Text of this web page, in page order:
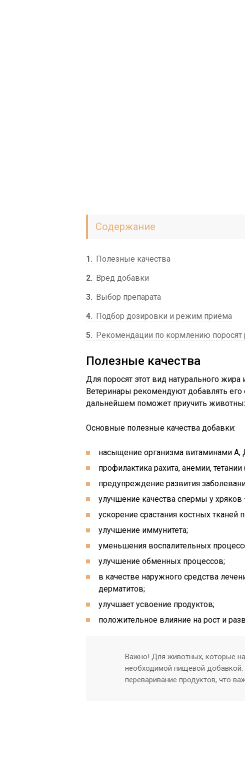
Содержание
1
Полезные качества
2
Вред добавки
3
Выбор препарата
4
Подбор дозировки и режим приёма
5
Рекомендации по кормлению
Полезные качества
Для поросят этот вид натурального
Ветеринары рекомендуют добавлять
дальнейшем поможет приучить
Основные полезные качества добавки:
насыщение организма витаминами А,
профилактика рахита, анемии, тетании
предупреждение развития
улучшение качества спермы у хряков
ускорение срастания костных тканей
улучшение иммунитета;
уменьшения воспалительных
улучшение обменных процессов;
в качестве наружного средства
дерматитов;
улучшает усвоение продуктов;
положительное влияние на рост и
Важно! Для животных, которые
необходимой пищевой добавкой.
переваривание продуктов, что